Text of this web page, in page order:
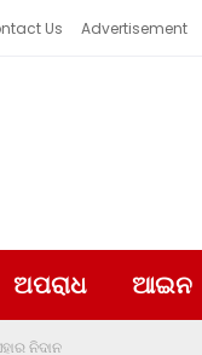
Us Advertisement
ଅପରାଧ ଆଇନ
ନିଦାନ